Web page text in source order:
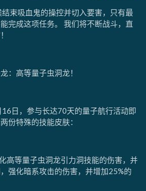
束吸血鬼的操控并切入要害，只有最
完成这项任务。 我们将不断战斗，直
：高等量子虫洞龙！
日，参与长达70天的量子航行活动即
份特殊的技能皮肤：
高等量子虫洞龙引力洞技能的伤害，并
强化暗系攻击的伤害，并增加25%的